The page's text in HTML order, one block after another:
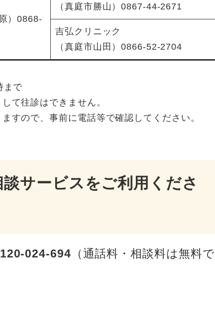
）0868-
（真庭市勝山）0867-44-2671
吉弘クリニック
（真庭市山田）0866-52-2704
まで
て往診はできません。
すので、事前に電話等で確認してください。
サービスをご利用くださ
024-694 （通話料・相談料は無料で